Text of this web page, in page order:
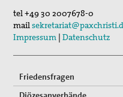
03. Sep 2026
Mahnwache
tel+49 30 2007678-0
mail
Impressum |Datenschutz
Friedensfragen